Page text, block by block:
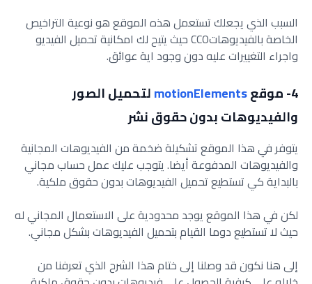
السبب الذي يجعلك تستعمل هذه الموقع هو نوعية التراخيص
الخاصة بالفيديوهاتCCO حيث يتيح لك امكانية تحميل الفيديو
واجراء التغييرات عليه دون وجود اية عوائق.
4- موقع motionElementsلتحميل الصور
والفيديوهات بدون حقوق نشر
يتوفر في هذا الموقع تشكيلة ضخمة من الفيديوهات المجانية
والفيديوهات المدفوعة أيضا. يتوجب عليك عمل حساب مجاني
بالبداية كي تستطيع تحميل الفيديوهات بدون حقوق ملكية.
لكن في هذا الموقع يوجد محدودية على الاستعمال المجاني له
حيث لا تستطيع دوما القيام بتحميل الفيديوهات بشكل مجاني.
إلى هنا نكون قد وصلنا إلى ختام هذا الشرح الذي تعرفنا من